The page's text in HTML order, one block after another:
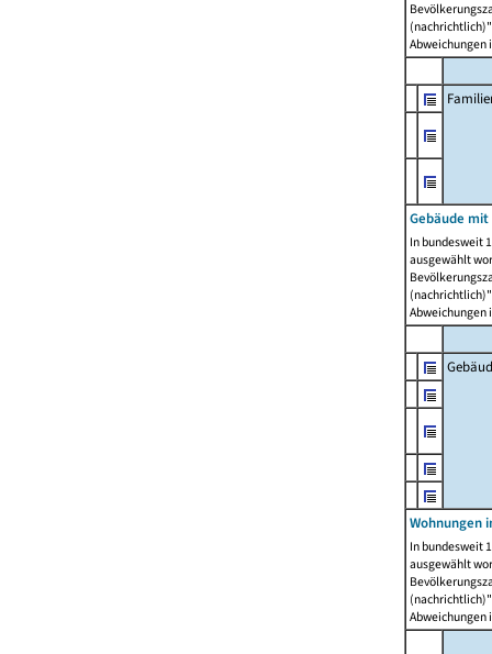
Abweichungen
Gebäude
In bundesweit
ausgewählt
Abweichungen
Wohnungen
In bundesweit
ausgewählt
Abweichungen